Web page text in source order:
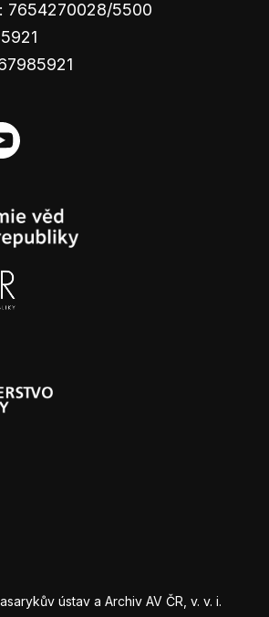
7654270028/5500
ústav a Archiv AV ČR, v. v. i.